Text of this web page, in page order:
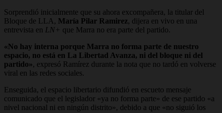
Sorprendió inicialmente que su ahora excompañera, la titular del
Bloque de LLA, María Pilar Ramirez, dijera en vivo en una
entrevista en LN+ que Marra no era parte del partido.
«No hay interna porque Marra no forma parte de nuestro
espacio, no está en La Libertad Avanza, ni del bloque ni del
partido», expresó Ramírez durante la nota que no tardó en volverse
viral en las redes sociales.
Enseguida, el espacio libertario difundió en escueto mensaje
comunicado que el legislador «ya no forma parte» de ese partido «a
nivel nacional ni en ningún distrito», debido a que «no siguió los